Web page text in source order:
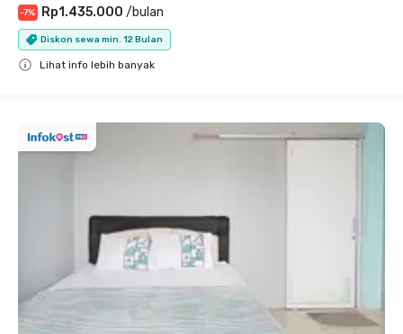
-7% Rp1.435.000 /bulan
Diskon sewa min. 12 Bulan
Lihat info lebih banyak